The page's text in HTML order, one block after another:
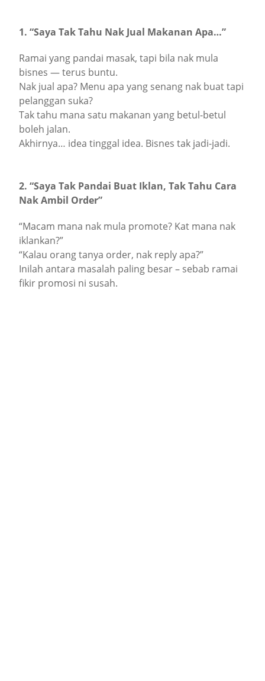
1. “Saya Tak Tahu Nak Jual Makanan Apa…”
Ramai yang pandai masak, tapi bila nak mula
bisnes — terus buntu.
Nak jual apa? Menu apa yang senang nak buat tapi
pelanggan suka?
Tak tahu mana satu makanan yang betul-betul
boleh jalan.
Akhirnya… idea tinggal idea. Bisnes tak jadi-jadi.
2. “Saya Tak Pandai Buat Iklan, Tak Tahu Cara
Nak Ambil Order”
“Macam mana nak mula promote? Kat mana nak
iklankan?”
“Kalau orang tanya order, nak reply apa?”
Inilah antara masalah paling besar – sebab ramai
fikir promosi ni susah.